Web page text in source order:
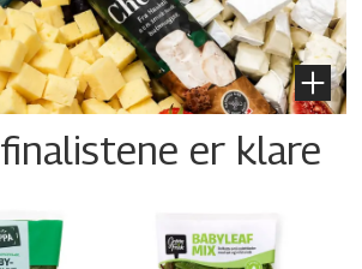
er klare